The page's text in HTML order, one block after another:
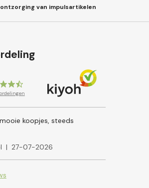
van impulsartikelen
koopjes, steeds
| 27-07-2026